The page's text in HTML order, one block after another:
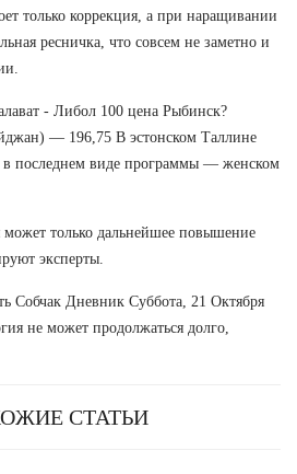
только коррекция, а при наращивании
ресничка, что совсем не заметно и
- Либол 100 цена Рыбинск?
— 196,75 В эстонском Таллине
в последнем виде программы — женском
может только дальнейшее повышение
эксперты.
Собчак Дневник Суббота, 21 Октября
не может продолжаться долго,
СТАТЬИ